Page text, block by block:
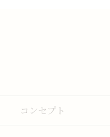
コンセプト